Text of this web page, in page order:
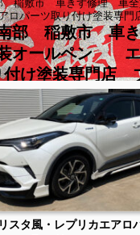
パーツ取り付け塗装専
部 稲敷市 車
オールペン エ
付け塗装専門
スタ風・レプリカエアロ